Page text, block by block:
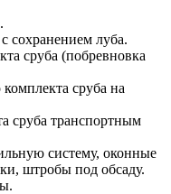
сохранением луба.
сруба (побревновка
сруба на
сруба транспортным
систему, оконные
штробы под обсаду.